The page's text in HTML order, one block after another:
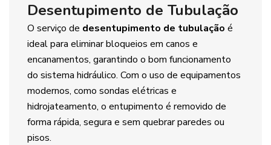
Desentupimento de Tubulação
O serviço de desentupimento de tubulação é
ideal para eliminar bloqueios em canos e
encanamentos, garantindo o bom funcionamento
do sistema hidráulico. Com o uso de equipamentos
modernos, como sondas elétricas e
hidrojateamento, o entupimento é removido de
forma rápida, segura e sem quebrar paredes ou
pisos.